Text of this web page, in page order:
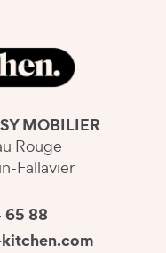
MOBILIER
Rouge
Fallavier
65 88